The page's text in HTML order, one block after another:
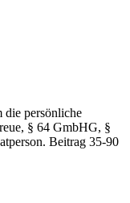
die persönliche
§ 64 GmbHG, §
Beitrag 35-90